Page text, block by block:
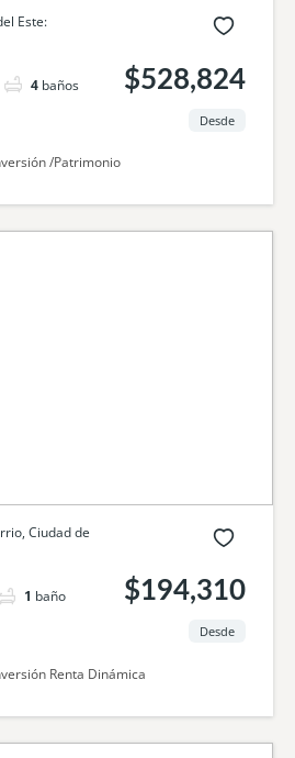
Este:
4 baños
$528,824
Desde
/Patrimonio
Ciudad de
1 baño
$194,310
Desde
Renta Dinámica